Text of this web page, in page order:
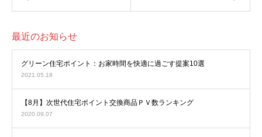
最近のお知らせ
グリーン住宅ポイント：お家時間を快適に過ごす提案10選
2021.05.18
【8月】次世代住宅ポイント交換商品ＰＶ数ランキング
2020.09.07